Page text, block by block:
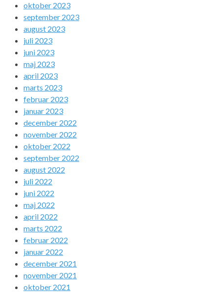
oktober 2023
september 2023
august 2023
juli 2023
juni 2023
maj 2023
april 2023
marts 2023
februar 2023
januar 2023
december 2022
november 2022
oktober 2022
september 2022
august 2022
juli 2022
juni 2022
maj 2022
april 2022
marts 2022
februar 2022
januar 2022
december 2021
november 2021
oktober 2021